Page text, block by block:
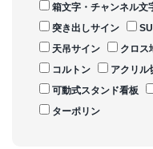
箱文字・チャンネル文
突き出しサイン
天吊サイン
クロス
コルトン
アクリル
可動式スタンド看板
ターポリン